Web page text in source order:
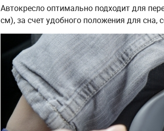
Автокресло оптимально подходит для
см), за счет удобного положения для сна,